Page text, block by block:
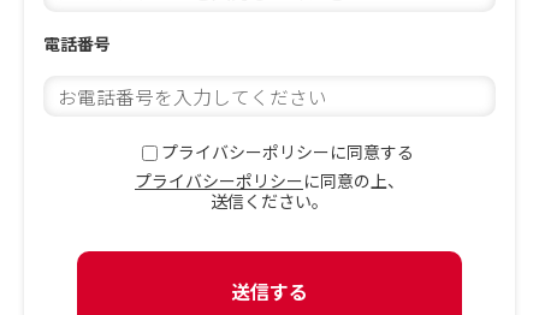
電話番号
プライバシーポリシーに同意する
プライバシーポリシーに同意の上、
送信ください。